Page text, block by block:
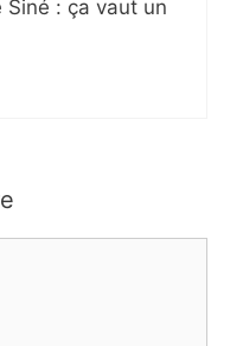
Siné : ça vaut un